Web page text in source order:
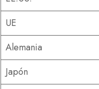
UE
Alemania
Japón